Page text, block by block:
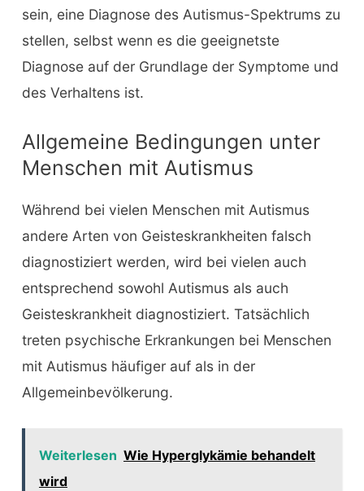
sein, eine Diagnose des Autismus-Spektrums zu
stellen, selbst wenn es die geeignetste
Diagnose auf der Grundlage der Symptome und
des Verhaltens ist.
Allgemeine Bedingungen unter
Menschen mit Autismus
Während bei vielen Menschen mit Autismus
andere Arten von Geisteskrankheiten falsch
diagnostiziert werden, wird bei vielen auch
entsprechend sowohl Autismus als auch
Geisteskrankheit diagnostiziert. Tatsächlich
treten psychische Erkrankungen bei Menschen
mit Autismus häufiger auf als in der
Allgemeinbevölkerung.
Weiterlesen Wie Hyperglykämie behandelt
wird